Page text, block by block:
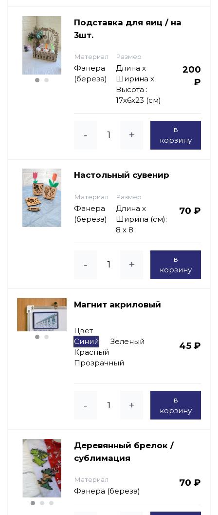
Подставка для яиц / на
3шт.
Материал
Фанера
(береза)
Размер
Длина х
Ширина х
Высота :
17х6х23 (см)
200
₽
- +
в
корзину
Настольный сувенир
Материал
Фанера
(береза)
Размер
Длина х
Ширина (см):
8 х 8
70 ₽
- +
в
корзину
Магнит акриловый
Цвет
Синий
Зеленый
Красный
Прозрачный
45 ₽
- +
в
корзину
Деревянный брелок /
сублимация
Материал
Фанера (береза)
70 ₽